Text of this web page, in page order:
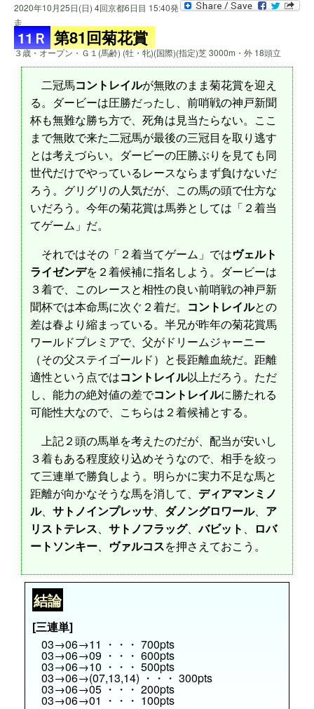
2020年10月25日(日) 4回京都6日目 15:40発
走
11Ｒ 第81回菊花賞
３歳・オープン・Ｇ１(馬齢) (牡・牝)(国際)(指定)芝 3000m・外 18頭立
二冠馬コントレイルが無敗のまま菊花賞を迎え
る。ダービーは圧勝だったし、前哨戦の神戸新聞
杯も無難な勝ち方で、死角は見当たらない。ここ
まで無敗で来た二冠馬が最後の三冠目を取り逃す
とは考えづらい。ダービーの圧勝ぶりを見ても同
世代だけでやっているレースならまず負けないだ
ろう。グリグリの人気だが、この馬の頭で仕方な
いだろう。今年の菊花賞は馬券としては「２着当
てゲーム」だ。
それではその「２着当てゲーム」ではヴェルト
ライゼンデを２着候補に指名しよう。ダービーは
３着で、このレースと相性の良い前哨戦の神戸新
聞杯では本命馬に次ぐ２着だ。 コントレイルとの
差は春より縮まっている。半兄が昨年の菊花賞馬
ワールドプレミアで、父がドリームジャーニー
（その父ステイゴールド）と長距離血統だ。距離
適性という点ではコントレイル以上だろう。ただ
し、能力の絶対値の差でコントレイルに勝たれる
可能性大なので、こちらは２着候補とする。
上記２頭の馬単を考えたのだが、配当が安いし
３着もある程度絞り込めそうなので、相手を絞っ
て三連単で勝負しよう。明らかに実力不足な馬と
距離が向かなそうな馬を消して、 ディアマンミノ
ル、 サトノインプレッサ、 ダノングロワール、 ア
リストテレス、 サトノフラッグ、バビット 、
ロバ
ートソンキー、 ヴァルコスを押さえておこう。
結論
[三連単]
03→06→11 ・・・ 700pts
03→06→09 ・・・ 600pts
03→06→10 ・・・ 500pts
03→06→(07,13,14) ・・・ 300pts
03→06→05 ・・・ 200pts
03→06→01 ・・・ 100pts